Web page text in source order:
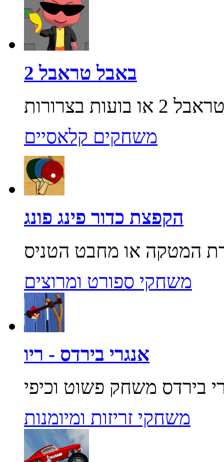
באבל טראבל 2
משחקים קלאסיים
הקפצת כדור פינג פונג
משחקי ספורט ומרוצים
אנגרי בירדס - ריו
משחקי זריזות ומיומנות